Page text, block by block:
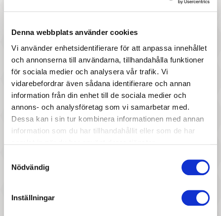
Denna webbplats använder cookies
Vi använder enhetsidentifierare för att anpassa innehållet
och annonserna till användarna, tillhandahålla funktioner
för sociala medier och analysera vår trafik. Vi
vidarebefordrar även sådana identifierare och annan
information från din enhet till de sociala medier och
annons- och analysföretag som vi samarbetar med.
Dessa kan i sin tur kombinera informationen med annan
information som du har tillhandahållit eller som de har
Nödvändig
Inställningar
87 :-
Hey Clay - Claymates Terry
87 :-
Hey Clay - Claymates Sheep
177 :-
Attractor, Magnetic –
87 :-